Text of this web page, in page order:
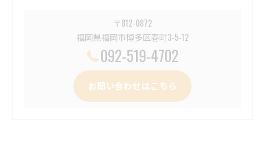
〒812-0872
福岡県福岡市博多区春町3-5-12
092-519-4702
お問い合わせはこちら